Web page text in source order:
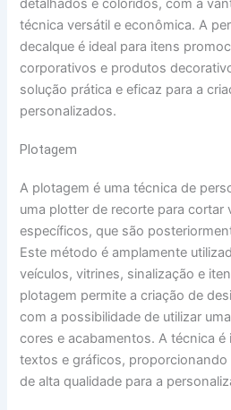
técnica versátil e econômica. A
decalque é ideal para itens
corporativos e produtos
solução prática e eficaz para a
personalizados.
Plotagem
A plotagem é uma técnica de
uma plotter de recorte para cortar
específicos, que são
Este método é amplamente
veículos, vitrines, sinalização e
plotagem permite a criação de
com a possibilidade de utilizar
cores e acabamentos. A técnica é
textos e gráficos, proporcionando
de alta qualidade para a